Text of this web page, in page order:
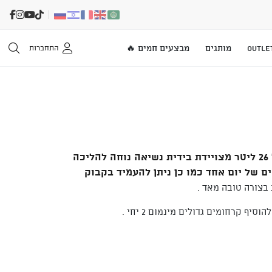
מותגים מבצעים חמים 🔥 התחברות
צידנית קשיחה בנפח של 26 ליטר מצויידת בידית נשיאה נוחה להליכה
של יום אחד כמו כן ניתן להעמיד בקבוק
טובה מאד .
קרחומים גדולים מינמום 2 יחי .